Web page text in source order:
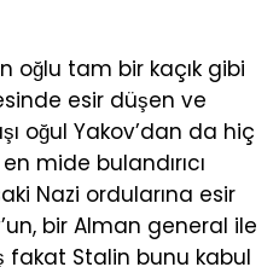
oğlu tam bir kaçık gibi
esir düşen ve
oğul Yakov’dan da hiç
mide bulandırıcı
Nazi ordularına esir
bir Alman general ile
fakat Stalin bunu kabul